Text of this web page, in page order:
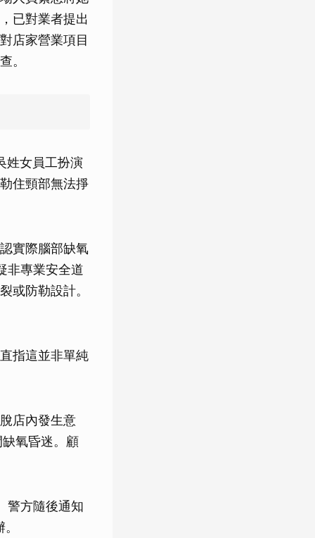
已對業者提出
店家營業項目
。
姓女員工扮演
住頸部無法掙
實際腦部缺氧
非專業安全道
或防勒設計。
指這並非單純
店內發生意
氧昏迷。顧
警方隨後通知